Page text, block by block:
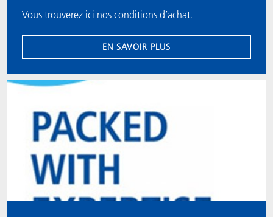
Vous trouverez ici nos conditions d’achat.
EN SAVOIR PLUS